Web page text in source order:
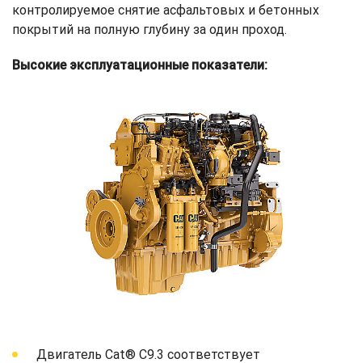
контролируемое снятие асфальтовых и бетонных
покрытий на полную глубину за один проход.
Высокие эксплуатационные показатели:
Двигатель Cat® C9.3 соответствует